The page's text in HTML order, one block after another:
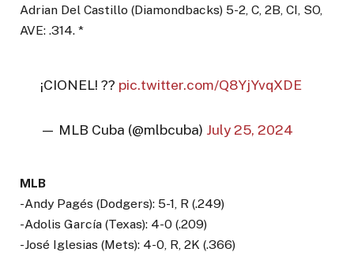
Adrian Del Castillo (Diamondbacks) 5-2, C, 2B, CI, SO,
AVE: .314. *
¡CIONEL! ?? pic.twitter.com/Q8YjYvqXDE
— MLB Cuba (@mlbcuba) July 25, 2024
MLB
-Andy Pagés (Dodgers): 5-1, R (.249)
-Adolis García (Texas): 4-0 (.209)
-José Iglesias (Mets): 4-0, R, 2K (.366)